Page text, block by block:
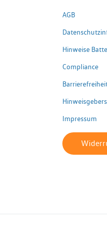
AGB
Hinweise
Compliance
Impressum